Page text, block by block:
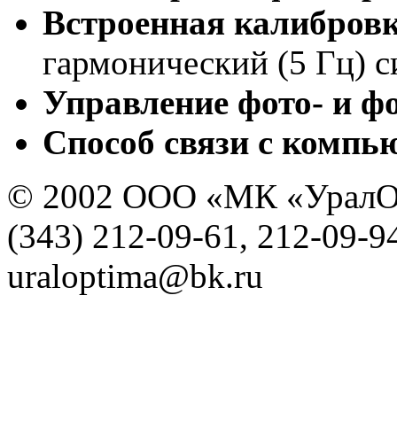
Встроенная
гармонический (5 Гц)
Управление фото- и
Способ связи с
© 2002 ООО «МК
(343) 212-09-61, 212-09-
uraloptima@bk.ru